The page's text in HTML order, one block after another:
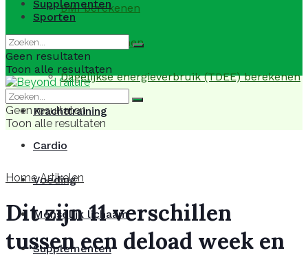
BMI berekenen
BMR berekenen
Dagelijkse energieverbruik (TDEE) berekenen
Krachttraining
Cardio
Voeding
Menselijk lichaam
Supplementen
Supplementen
Sporten
Geen resultaten
Toon alle resultaten
Geen resultaten
Toon alle resultaten
Home Artikelen
Dit zijn 11 verschillen
tussen een deload week en